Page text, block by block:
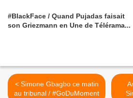
#BlackFace / Quand Pujadas faisait
son Griezmann en Une de Télérama...
< Simone Gbagbo ce matin
au tribunal / #GoDuMoment